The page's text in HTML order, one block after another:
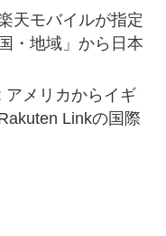
天モバイルが指定
・地域」から日本
アメリカからイギ
Linkの国際